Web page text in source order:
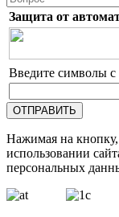
Защита от
Введите символы с
Нажимая на
использовании
персональных